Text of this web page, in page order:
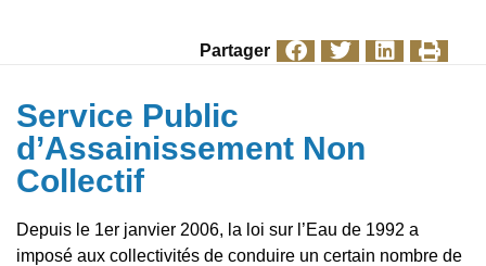
Partager
Service Public
d’Assainissement Non
Collectif
Depuis le 1er janvier 2006, la loi sur l’Eau de 1992 a
imposé aux collectivités de conduire un certain nombre de